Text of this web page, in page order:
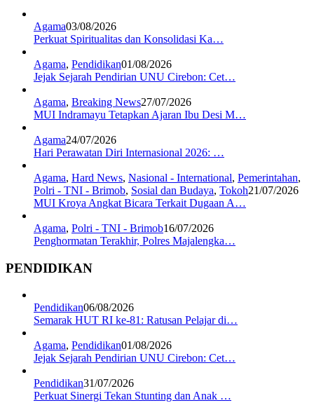
Agama03/08/2026
Perkuat Spiritualitas dan Konsolidasi Ka…
Agama, Pendidikan01/08/2026
Jejak Sejarah Pendirian UNU Cirebon: Cet…
Agama, Breaking News27/07/2026
MUI Indramayu Tetapkan Ajaran Ibu Desi M…
Agama24/07/2026
Hari Perawatan Diri Internasional 2026: …
Agama, Hard News, Nasional - International, Pemerintahan,
Polri - TNI - Brimob, Sosial dan Budaya, Tokoh21/07/2026
MUI Kroya Angkat Bicara Terkait Dugaan A…
Agama, Polri - TNI - Brimob16/07/2026
Penghormatan Terakhir, Polres Majalengka…
PENDIDIKAN
Pendidikan06/08/2026
Semarak HUT RI ke-81: Ratusan Pelajar di…
Agama, Pendidikan01/08/2026
Jejak Sejarah Pendirian UNU Cirebon: Cet…
Pendidikan31/07/2026
Perkuat Sinergi Tekan Stunting dan Anak …